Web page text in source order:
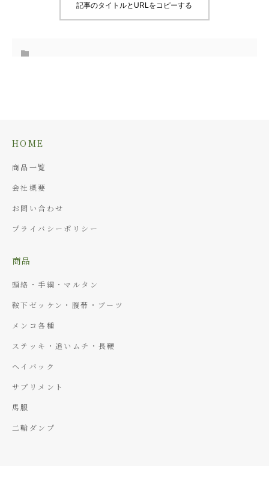
記事のタイトルとURLをコピーする
HOME
商品一覧
会社概要
お問い合わせ
プライバシーポリシー
商品
頭絡・手綱・マルタン
鞍下ゼッケン・腹帯・ブーツ
メンコ各種
ステッキ・追いムチ・長鞭
ヘイバック
サプリメント
馬服
二輪ダンプ